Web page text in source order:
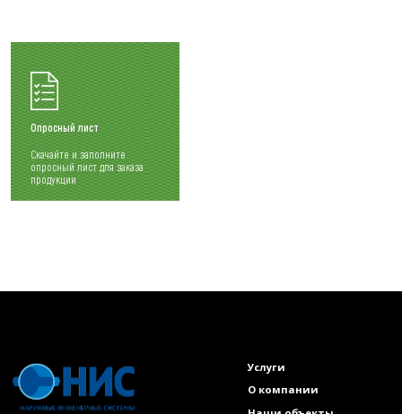
Опросный лист
Скачайте и заполните
опросный лист для заказа
продукции
Услуги
О компании